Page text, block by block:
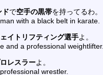
ドで空手の黒帯を持ってるわ。
with a black belt in karate.
イトリフティング選手よ。
and a professional weightlifter.
レスラーよ。
wrestler.